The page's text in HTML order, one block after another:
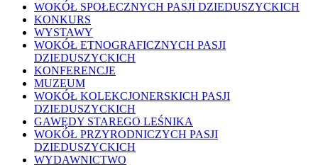
WOKÓŁ SPOŁECZNYCH PASJI DZIEDUSZYCKICH
KONKURS
WYSTAWY
WOKÓŁ ETNOGRAFICZNYCH PASJI
DZIEDUSZYCKICH
KONFERENCJE
MUZEUM
WOKÓŁ KOLEKCJONERSKICH PASJI
DZIEDUSZYCKICH
GAWĘDY STAREGO LEŚNIKA
WOKÓŁ PRZYRODNICZYCH PASJI
DZIEDUSZYCKICH
WYDAWNICTWO